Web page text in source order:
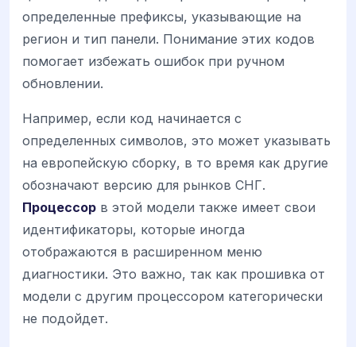
определенные префиксы, указывающие на
регион и тип панели. Понимание этих кодов
помогает избежать ошибок при ручном
обновлении.
Например, если код начинается с
определенных символов, это может указывать
на европейскую сборку, в то время как другие
обозначают версию для рынков СНГ.
Процессор в этой модели также имеет свои
идентификаторы, которые иногда
отображаются в расширенном меню
диагностики. Это важно, так как прошивка от
модели с другим процессором категорически
не подойдет.